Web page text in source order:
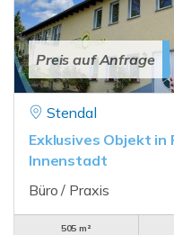
Preis auf Anfrage
Stendal
Exklusives Objekt
Innenstadt
Büro / Praxis
505 m²